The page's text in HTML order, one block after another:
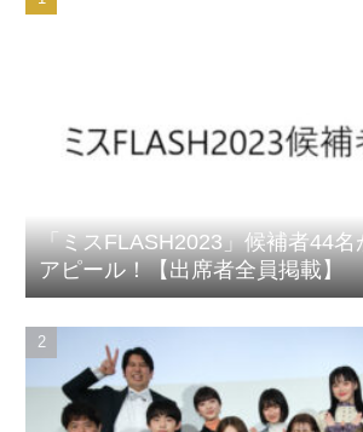
「ミスFLASH2023」候補者44名
アピール！【出席者全員掲載】